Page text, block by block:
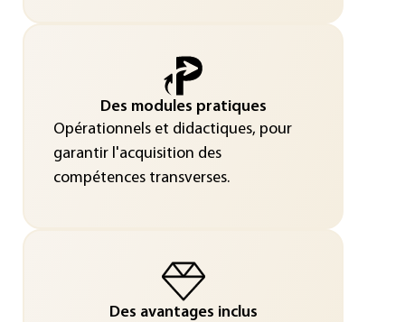
Des modules pratiques
Opérationnels et didactiques, pour
garantir l'acquisition des
compétences transverses.
Des avantages inclus